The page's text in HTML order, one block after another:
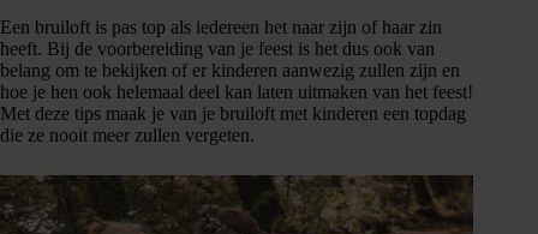
Een bruiloft is pas top als iedereen het naar zijn of haar zin
heeft. Bij de voorbereiding van je feest is het dus ook van
belang om te bekijken of er kinderen aanwezig zullen zijn en
hoe je hen ook helemaal deel kan laten uitmaken van het feest!
Met deze tips maak je van je bruiloft met kinderen een topdag
die ze nooit meer zullen vergeten.